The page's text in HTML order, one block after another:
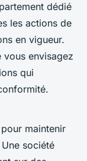
dédié
les actions de
en vigueur.
envisagez
qui
maintenir
société